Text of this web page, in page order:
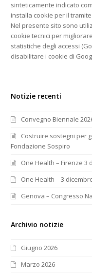
sinteticamente indicato
installa cookie per il
Nel presente sito sono
cookie tecnici per
statistiche degli accessi
disabilitare i cookie di
Notizie recenti
Convegno Biennale
Costruire sostegni per
Fondazione Sospiro
One Health – Firenze 3
One Health – 3
Genova – Congresso
Archivio notizie
Giugno 2026
Marzo 2026